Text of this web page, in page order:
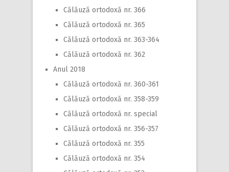
Călăuză ortodoxă nr. 366
Călăuză ortodoxă nr. 365
Călăuză ortodoxă nr. 363-364
Călăuză ortodoxă nr. 362
Anul 2018
Călăuză ortodoxă nr. 360-361
Călăuză ortodoxă nr. 358-359
Călăuză ortodoxă nr. special
Călăuză ortodoxă nr. 356-357
Călăuză ortodoxă nr. 355
Călăuză ortodoxă nr. 354